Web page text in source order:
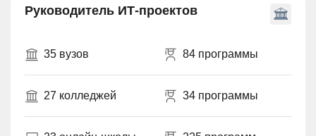
Руководитель ИТ-проектов
35 вузов 84 программы
27 колледжей 34 программы